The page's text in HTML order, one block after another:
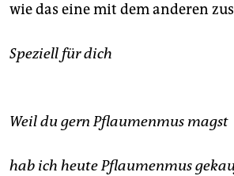
wie das eine mit dem anderen
Speziell für dich
Weil du gern Pflaumenmus magst
hab ich heute Pflaumenmus